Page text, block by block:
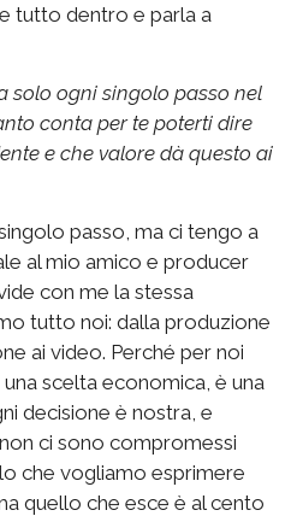
tutto dentro e parla a
solo ogni singolo passo nel
conta per te poterti dire
e che valore dà questo ai
passo, ma ci tengo a
al mio amico e producer
con me la stessa
tutto noi: dalla produzione
ai video. Perché per noi
scelta economica, è una
decisione è nostra, e
ci sono compromessi
che vogliamo esprimere
quello che esce è al cento